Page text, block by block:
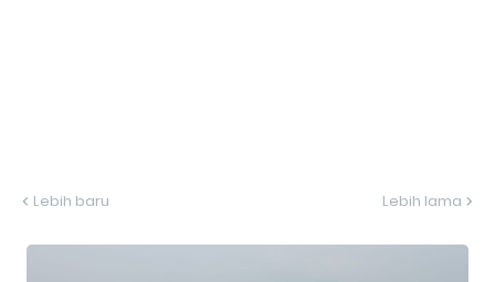
Lebih baru Lebih lama